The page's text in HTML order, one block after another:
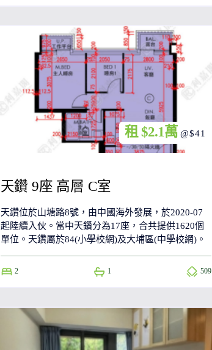
天鑽 9座 高層 C室
天鑽位於山塘路8號，由中國海外發展，於2020-07
起陸續入伙。當中天鑽分為17座，合共提供1620個
單位。天鑽屬於84(小學校網)及大埔區(中學校網)。
2 1 509
租 $2.1萬 @$41